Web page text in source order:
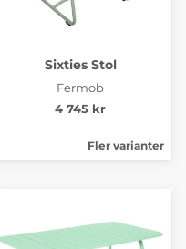
Sixties Stol
Fermob
4 745 kr
Fler varianter